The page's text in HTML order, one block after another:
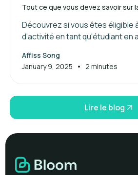
Tout ce que vous devez savoir sur
Découvrez si vous êtes éligible
d’activité en tant qu'étudiant en
Affiss Song
January 9, 2025
• 2 minutes
Lire le blog